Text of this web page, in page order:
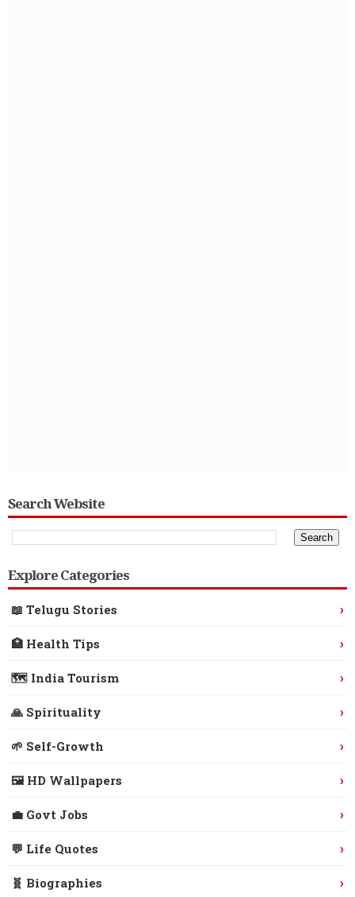
Search Website
Explore Categories
📖 Telugu Stories ›
🏥 Health Tips ›
🗺️ India Tourism ›
🙏 Spirituality ›
🌱 Self-Growth ›
🖼️ HD Wallpapers ›
💼 Govt Jobs ›
💬 Life Quotes ›
🧬 Biographies ›